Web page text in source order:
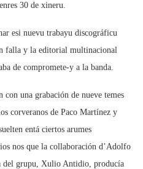
30 de xineru.
esi nuevu trabayu discográficu
falla y la editorial multinacional
de compromete-y a la banda.
con una grabación de nueve temes
corveranos de Paco Martínez y
entá ciertos arumes
nos que la collaboración d’Adolfo
del grupu, Xulio Antidio, producía